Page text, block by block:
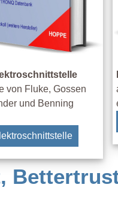
von Fluke, Gossen
und Benning